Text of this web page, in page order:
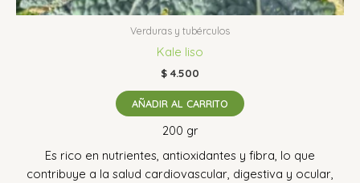
Verduras y tubérculos
Kale liso
$ 4.500
AÑADIR AL CARRITO
200 gr
Es rico en nutrientes, antioxidantes y fibra, lo que
contribuye a la salud cardiovascular, digestiva y ocular,